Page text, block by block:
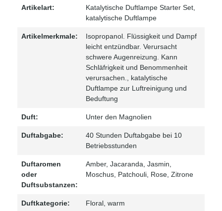
Artikelart: Katalytische Duftlampe Starter Set
katalytische Duftlampe
Artikelmerkmale:
Isopropanol. Flüssigkeit und Dampf
leicht entzündbar. Verursacht
schwere Augenreizung. Kann
Schläfrigkeit und Benommenheit
verursachen.
, katalytische
Duftlampe zur Luftreinigung und
Beduftung
Duft: Unter den Magnolien
Duftabgabe:
40 Stunden Duftabgabe bei 10
Betriebsstunden
Duftaromen
oder
Duftsubstanzen:
Amber, Jacaranda , Jasmin
Moschus , Patchouli , Rose , Zitrone
Duftkategorie: Floral , warm